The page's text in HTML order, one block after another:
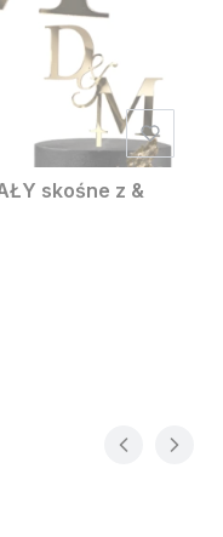
skośne z &